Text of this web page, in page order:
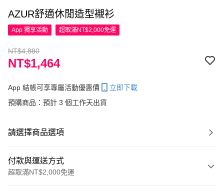
AZUR舒適休閒造型襯衫
App 獨享活動 超取滿NT$2,000免運
NT$4,880
NT$1,464
App 結帳可享專屬活動優惠價
立即下載
預購商品：預計 3 個工作天出貨
請選擇商品選項
付款與運送方式
超取滿NT$2,000免運